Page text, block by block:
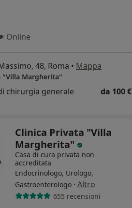
Online
48, Roma • Mappa
"Villa Margherita"
chirurgia generale da 100 €
Clinica Privata "Villa
Margherita"
Casa di cura privata non
accreditata
Endocrinologo, Urologo,
Gastroenterologo · Altro
655 recensioni